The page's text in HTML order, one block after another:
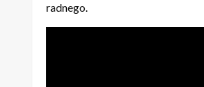
radnego.